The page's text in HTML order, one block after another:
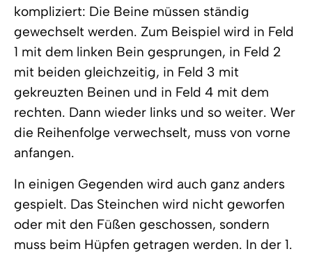
kompliziert: Die Beine müssen ständig
gewechselt werden. Zum Beispiel wird in Feld
1 mit dem linken Bein gesprungen, in Feld 2
mit beiden gleichzeitig, in Feld 3 mit
gekreuzten Beinen und in Feld 4 mit dem
rechten. Dann wieder links und so weiter. Wer
die Reihenfolge verwechselt, muss von vorne
anfangen.
In einigen Gegenden wird auch ganz anders
gespielt. Das Steinchen wird nicht geworfen
oder mit den Füßen geschossen, sondern
muss beim Hüpfen getragen werden. In der 1.